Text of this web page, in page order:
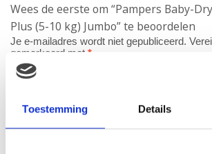
Toestemming Details
Wees de eerste om “Pampers Baby-
Plus (5-10 kg) Jumbo” te beoordelen
Je e-mailadres wordt niet gepubliceerd.
gemarkeerd met *
Je waardering